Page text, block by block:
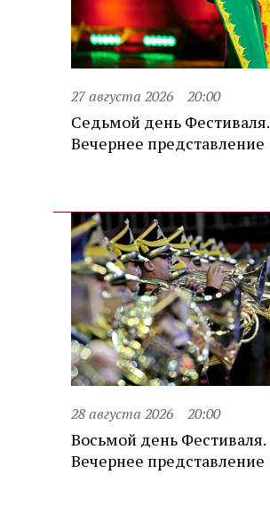
27 августа 2026 20:00
Седьмой день Фестиваля.
Вечернее представление
28 августа 2026 20:00
Восьмой день Фестиваля.
Вечернее представление